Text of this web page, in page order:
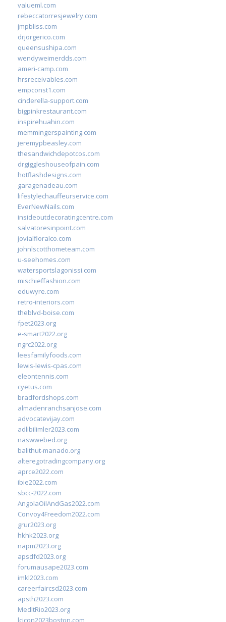
valueml.com
rebeccatorresjewelry.com
jmpbliss.com
drjorgerico.com
queensushipa.com
wendyweimerdds.com
ameri-camp.com
hrsreceivables.com
empconst1.com
cinderella-support.com
bigpinkrestaurant.com
inspirehuahin.com
memmingerspainting.com
jeremypbeasley.com
thesandwichdepotcos.com
drgiggleshouseofpain.com
hotflashdesigns.com
garagenadeau.com
lifestylechauffeurservice.com
EverNewNails.com
insideoutdecoratingcentre.com
salvatoresinpoint.com
jovialfloralco.com
johnlscotthometeam.com
u-seehomes.com
watersportslagonissi.com
mischieffashion.com
eduwyre.com
retro-interiors.com
theblvd-boise.com
fpet2023.org
e-smart2022.org
ngrc2022.org
leesfamilyfoods.com
lewis-lewis-cpas.com
eleontennis.com
cyetus.com
bradfordshops.com
almadenranchsanjose.com
advocatevijay.com
adlibilimler2023.com
naswwebed.org
balithut-manado.org
alteregotradingcompany.org
aprce2022.com
ibie2022.com
sbcc-2022.com
AngolaOilAndGas2022.com
Convoy4Freedom2022.com
grur2023.org
hkhk2023.org
napm2023.org
apsdfd2023.org
forumausape2023.com
imkl2023.com
careerfaircsd2023.com
apsth2023.com
MedItRio2023.org